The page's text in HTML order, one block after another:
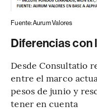
Fuente: Aurum Valores
Diferencias con
Desde Consultatio
entre el marco
pesos de junio y
tener en cuenta